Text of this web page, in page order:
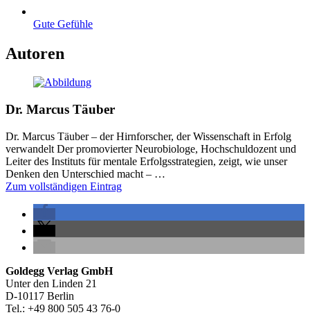
Gute Gefühle
Autoren
Dr. Marcus Täuber
Dr. Marcus Täuber – der Hirnforscher, der Wissenschaft in Erfolg
verwandelt Der promovierter Neurobiologe, Hochschuldozent und
Leiter des Instituts für mentale Erfolgsstrategien, zeigt, wie unser
Denken den Unterschied macht – …
Zum vollständigen Eintrag
Seitenleiste
Footer-
Section
Goldegg Verlag GmbH
Unter den Linden 21
D-10117 Berlin
Tel.: +49 800 505 43 76-0